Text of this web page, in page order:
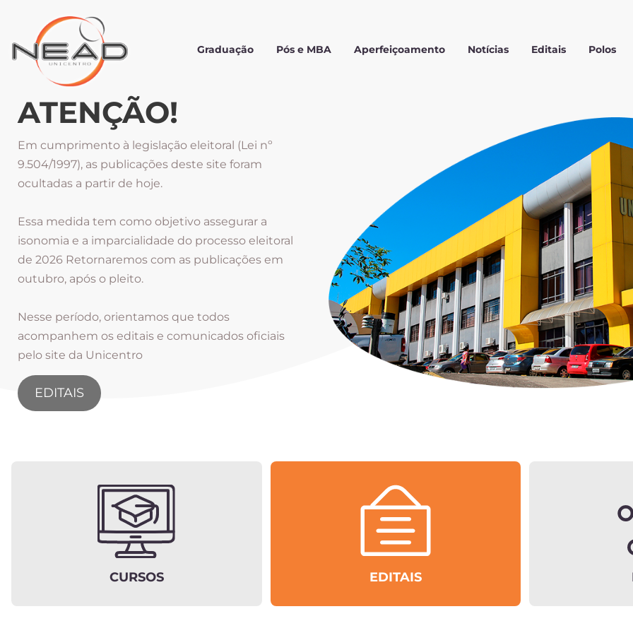
Graduação Pós e MBA Aperfeiçoamento Notícias Editais Polos
ATENÇÃO!
Em cumprimento à legislação eleitoral (Lei nº
9.504/1997), as publicações deste site foram
ocultadas a partir de hoje.
Essa medida tem como objetivo assegurar a
isonomia e a imparcialidade do processo eleitoral
de 2026 Retornaremos com as publicações em
outubro, após o pleito.
Nesse período, orientamos que todos
acompanhem os editais e comunicados oficiais
pelo site da Unicentro
EDITAIS
CURSOS EDITAIS